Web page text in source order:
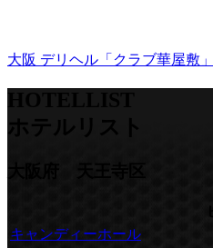
大阪 デリヘル「クラブ華屋敷」
大阪府 天王寺区
キャンディーホール